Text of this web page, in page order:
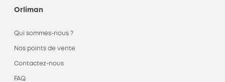
Orliman
Qui sommes-nous ?
Nos points de vente
Contactez-nous
FAQ